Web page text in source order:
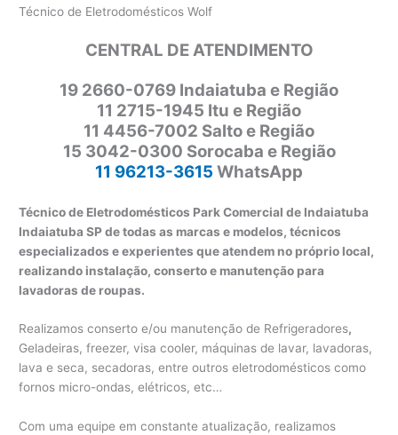
Técnico de Eletrodomésticos Wolf
CENTRAL DE ATENDIMENTO
19 2660-0769 Indaiatuba e Região
11 2715-1945 Itu e Região
11 4456-7002 Salto e Região
15 3042-0300 Sorocaba e Região
11 96213-3615 WhatsApp
Técnico de Eletrodomésticos Park Comercial de Indaiatuba
Indaiatuba SP de todas as marcas e modelos, técnicos
especializados e experientes que atendem no próprio local,
realizando instalação, conserto e manutenção para
lavadoras de roupas.
Realizamos conserto e/ou manutenção de Refrigeradores,
Geladeiras, freezer, visa cooler, máquinas de lavar, lavadoras,
lava e seca, secadoras, entre outros eletrodomésticos como
fornos micro-ondas, elétricos, etc…
Com uma equipe em constante atualização, realizamos